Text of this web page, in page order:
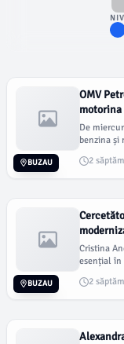
OMV
motorina
De
benzina și
2
BUZAU
Cristina
esențial în
2
BUZAU